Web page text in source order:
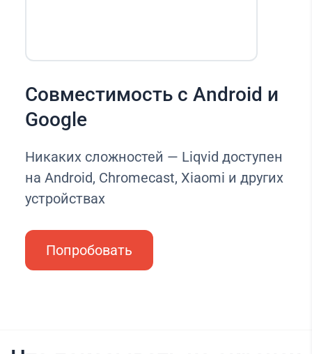
Совместимость с Android и
Google
Никаких сложностей — Liqvid доступен
на Android, Chromecast, Xiaomi и других
устройствах
Попробовать